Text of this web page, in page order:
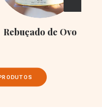
Rebuçado de Ovo